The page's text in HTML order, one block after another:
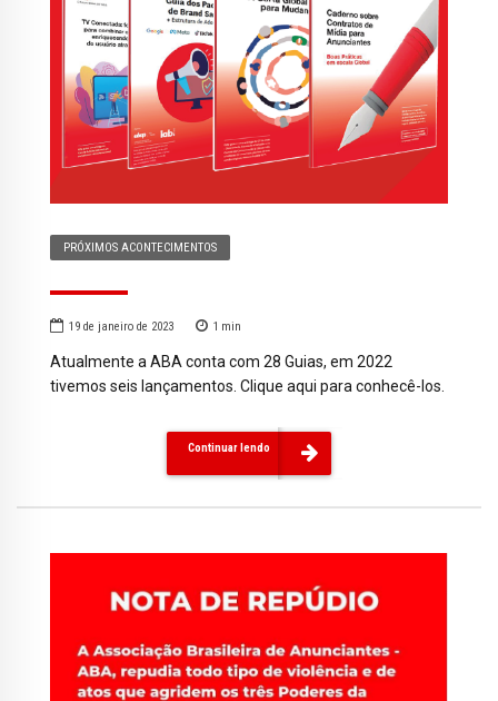
PRÓXIMOS ACONTECIMENTOS
19 de janeiro de 2023 1 min
Atualmente a ABA conta com 28 Guias, em 2022
tivemos seis lançamentos. Clique aqui para conhecê-los.
Continuar lendo